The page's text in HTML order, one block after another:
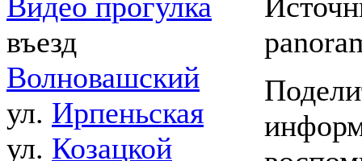
въезд
Волновашский
ул. Ирпеньская
ул. Козацкой